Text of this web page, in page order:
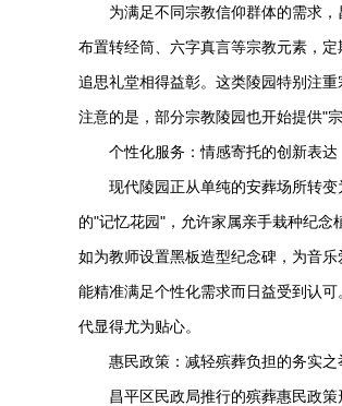
为满足不同宗教信仰群体的需求
布置转经筒、六字真言等宗教元素，
追思礼堂相得益彰。这类陵园特别注
注意的是，部分宗教陵园也开始提供"
个性化服务：情感寄托的创新表达
现代陵园正从单纯的安葬场所转
的"记忆花园"，允许家属亲手栽种纪念
如为教师设置黑板造型纪念碑，为音
能精准满足个性化需求而日益受到认
代显得尤为贴心。
惠民政策：减轻殡葬负担的务实之
昌平区民政局推行的殡葬惠民政